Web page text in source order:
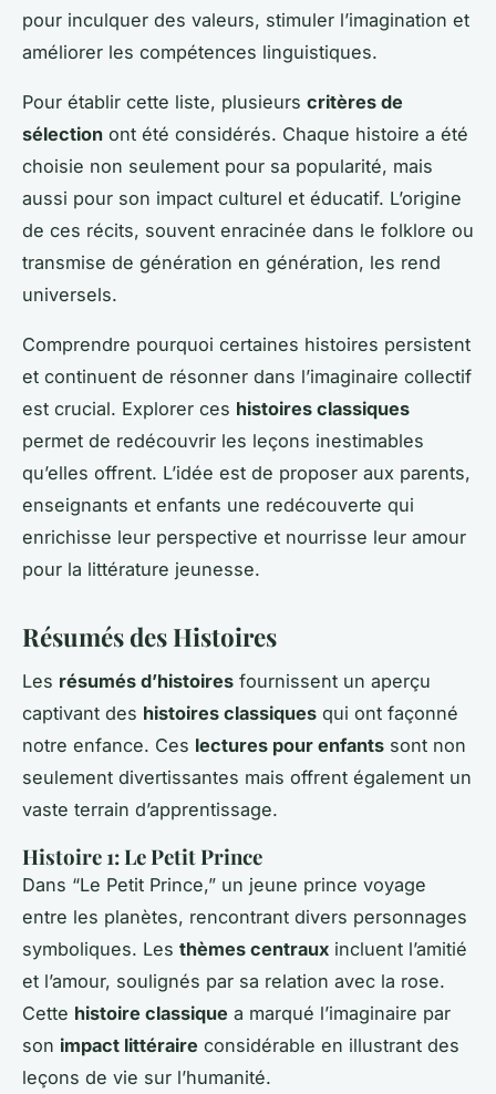
pour inculquer des valeurs, stimuler l’imagination et
améliorer les compétences linguistiques.
Pour établir cette liste, plusieurs critères de
sélection ont été considérés. Chaque histoire a été
choisie non seulement pour sa popularité, mais
aussi pour son impact culturel et éducatif. L’origine
de ces récits, souvent enracinée dans le folklore ou
transmise de génération en génération, les rend
universels.
Comprendre pourquoi certaines histoires persistent
et continuent de résonner dans l’imaginaire collectif
est crucial. Explorer ces histoires classiques
permet de redécouvrir les leçons inestimables
qu’elles offrent. L’idée est de proposer aux parents,
enseignants et enfants une redécouverte qui
enrichisse leur perspective et nourrisse leur amour
pour la littérature jeunesse.
Résumés des Histoires
Les résumés d’histoires fournissent un aperçu
captivant des histoires classiques qui ont façonné
notre enfance. Ces lectures pour enfants sont non
seulement divertissantes mais offrent également un
vaste terrain d’apprentissage.
Histoire 1: Le Petit Prince
Dans “Le Petit Prince,” un jeune prince voyage
entre les planètes, rencontrant divers personnages
symboliques. Les thèmes centraux incluent l’amitié
et l’amour, soulignés par sa relation avec la rose.
Cette histoire classique a marqué l’imaginaire par
son impact littéraire considérable en illustrant des
leçons de vie sur l’humanité.